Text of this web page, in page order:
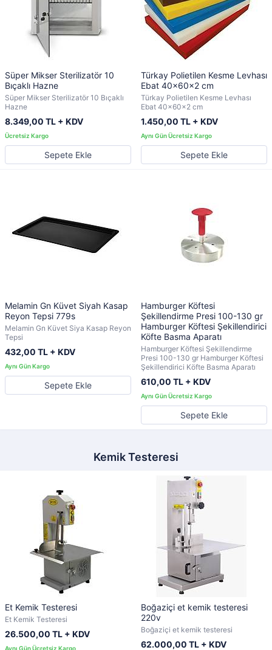
Süper Mikser Sterilizatör 10
Bıçaklı Hazne
Süper Mikser Sterilizatör 10 Bıçaklı
Hazne
8.349,00 TL + KDV
Sepete Ekle
Türkay Polietilen Kesme Levhası
Ebat 40x60x2 cm
Türkay Polietilen Kesme Levhası
Ebat 40x60x2 cm
1.450,00 TL + KDV
Sepete Ekle
Melamin Gn Küvet Siyah Kasap
Reyon Tepsi 779s
Melamin Gn Küvet Siya Kasap Reyon
Tepsi
432,00 TL + KDV
Sepete Ekle
Hamburger Köftesi
Şekillendirme Presi 100-130 gr
Hamburger Köftesi Şekillendirici
Köfte Basma Aparatı
Hamburger Köftesi Şekillendirme
Presi 100-130 gr Hamburger Köftesi
Şekillendirici Köfte Basma Aparatı
610,00 TL + KDV
Sepete Ekle
Kemik Testeresi
Et Kemik Testeresi
Et Kemik Testeresi
26.500,00 TL + KDV
Boğaziçi et kemik testeresi
220v
Boğaziçi et kemik testeresi
62.000,00 TL + KDV